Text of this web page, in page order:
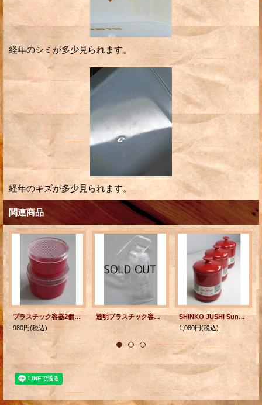
経年のシミが多少見られます。
経年のキズが多少見られます。
関連商品
プラスチック容器2個セット color: レッド Sサイズ： Ø8.7×H5.3 / Lサイズ：Ø9.6×H6.5(cm)
980円(税込)
透明プラスチック容器 プレス模様/仕切り/蓋付 size: L20.5×W8.5× H4.8
SHINKO JUSHI Sunny Canister サニーキャニスター color: レッド size: H17×Ø11.5(cm) 各1個
1,080円(税込)